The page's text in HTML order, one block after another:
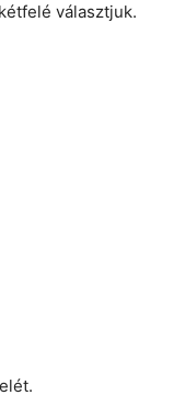
választjuk.